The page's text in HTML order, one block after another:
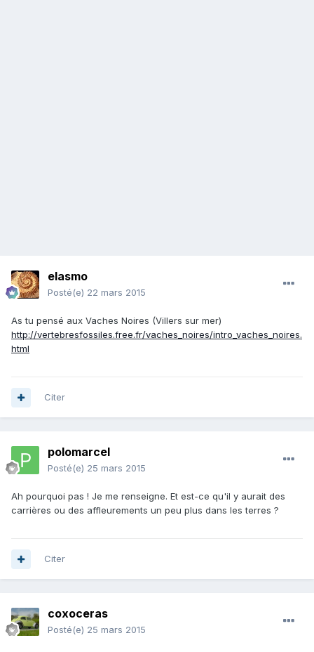
elasmo
Posté(e) 22 mars 2015
As tu pensé aux Vaches Noires (Villers sur mer)
http://vertebresfossiles.free.fr/vaches_noires/intro_vaches_noires.
html
Citer
polomarcel
Posté(e) 25 mars 2015
Ah pourquoi pas ! Je me renseigne. Et est-ce qu'il y aurait des
carrières ou des affleurements un peu plus dans les terres ?
Citer
coxoceras
Posté(e) 25 mars 2015